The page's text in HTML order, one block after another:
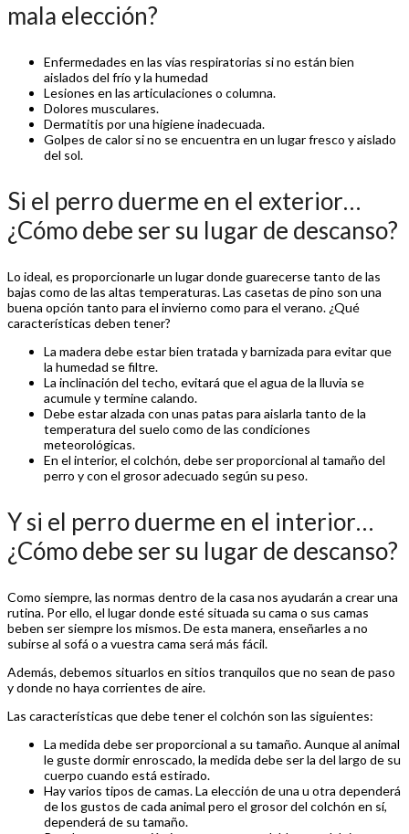
mala elección?
Enfermedades en las vías respiratorias si no están bien
aislados del frío y la humedad
Lesiones en las articulaciones o columna.
Dolores musculares.
Dermatitis por una higiene inadecuada.
Golpes de calor si no se encuentra en un lugar fresco y aislado
del sol.
Si el perro duerme en el exterior…
¿Cómo debe ser su lugar de descanso?
Lo ideal, es proporcionarle un lugar donde guarecerse tanto de las
bajas como de las altas temperaturas. Las casetas de pino son una
buena opción tanto para el invierno como para el verano. ¿Qué
características deben tener?
La madera debe estar bien tratada y barnizada para evitar que
la humedad se filtre.
La inclinación del techo, evitará que el agua de la lluvia se
acumule y termine calando.
Debe estar alzada con unas patas para aislarla tanto de la
temperatura del suelo como de las condiciones
meteorológicas.
En el interior, el colchón, debe ser proporcional al tamaño del
perro y con el grosor adecuado según su peso.
Y si el perro duerme en el interior…
¿Cómo debe ser su lugar de descanso?
Como siempre, las normas dentro de la casa nos ayudarán a crear una
rutina. Por ello, el lugar donde esté situada su cama o sus camas
beben ser siempre los mismos. De esta manera, enseñarles a no
subirse al sofá o a vuestra cama será más fácil.
Además, debemos situarlos en sitios tranquilos que no sean de paso
y donde no haya corrientes de aire.
Las características que debe tener el colchón son las siguientes:
La medida debe ser proporcional a su tamaño. Aunque al animal
le guste dormir enroscado, la medida debe ser la del largo de su
cuerpo cuando está estirado.
Hay varios tipos de camas. La elección de una u otra dependerá
de los gustos de cada animal pero el grosor del colchón en sí,
dependerá de su tamaño.